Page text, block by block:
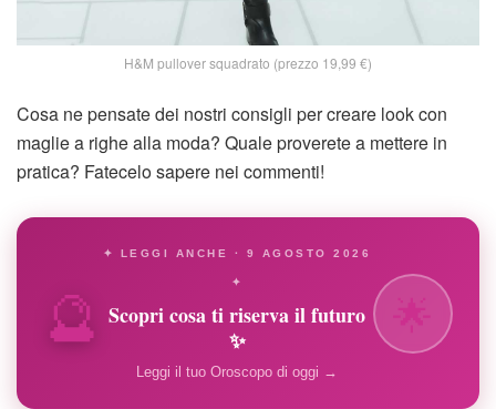
H&M pullover squadrato (prezzo 19,99 €)
Cosa ne pensate dei nostri consigli per creare look con
maglie a righe alla moda? Quale proverete a mettere in
pratica? Fatecelo sapere nei commenti!
🔮
✦ LEGGI ANCHE · 9 AGOSTO 2026
✦
Scopri cosa ti riserva il futuro
✨
Leggi il tuo Oroscopo di oggi →